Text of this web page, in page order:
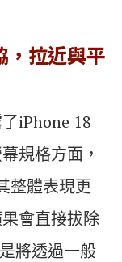
，拉近與平
iPhone 18
規格方面，
整體表現更
會直接拔除
將透過一般